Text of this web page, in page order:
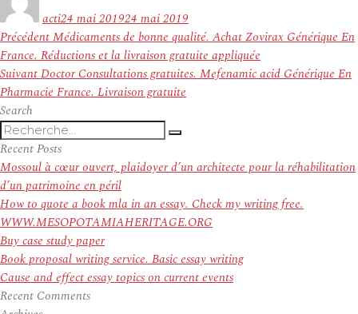
actile
24 mai 201924 mai 2019
Navigation
de
l’article
PrécédentArticle
précédent :
Médicaments de bonne qualité. Achat Zovirax Générique En
France. Réductions et la livraison gratuite appliquée
SuivantArticle
suivant :
Doctor Consultations gratuites. Mefenamic acid Générique En
Pharmacie France. Livraison gratuite
Search
Recherche
pour
:
Recherche
Recent Posts
Mossoul à cœur ouvert, plaidoyer d’un architecte pour la réhabilitation
d’un patrimoine en péril
How to quote a book mla in an essay. Check my writing free.
WWW.MESOPOTAMIAHERITAGE.ORG
Buy case study paper
Book proposal writing service. Basic essay writing
Cause and effect essay topics on current events
Recent Comments